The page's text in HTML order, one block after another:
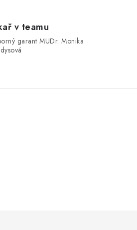
v teamu
garant MUDr. Monika